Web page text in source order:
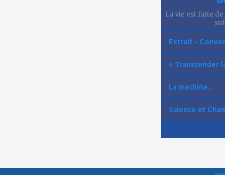
La vie est faite
Extrait -
« Transcender
La machine...
Science et